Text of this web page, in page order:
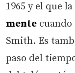
1965 y el que
mente cuando
Smith. Es
paso del